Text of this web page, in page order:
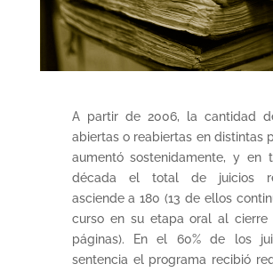
A partir de 2006, la cantidad
abiertas o reabiertas en distintas
aumentó sostenidamente, y en
década el total de juicios
asciende a 180 (13 de ellos
curso en su etapa oral al cierre
páginas). En el 60% de los
sentencia el programa recibió